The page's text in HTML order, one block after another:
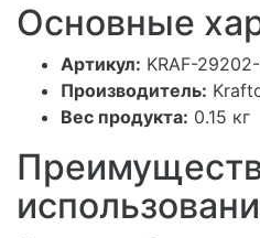
Основные
Артикул: KRAF-29202-
Производитель:
Вес продукта: 0.15 кг